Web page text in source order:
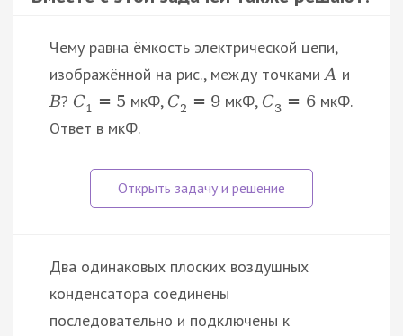
Чему равна ёмкость электрической цепи,
изображённой на рис., между точкамиА и
В? C1 = 5 мкФ, C2 = 9 мкФ, C3 = 6мкФ.
Ответ в мкФ.
Два одинаковых плоских воздушных
конденсатора соединены
последовательно и подключены к